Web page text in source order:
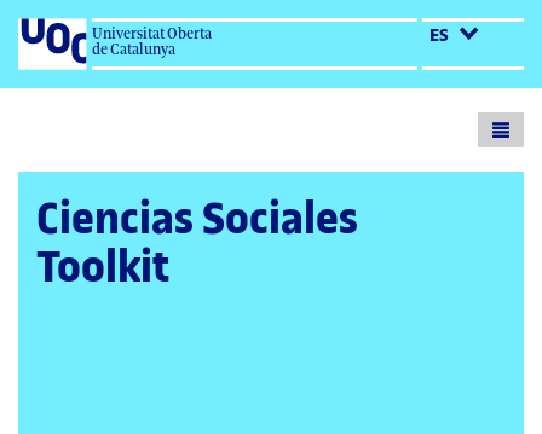
Universitat Oberta
de Catalunya
ES
Ciencias Sociales
Toolkit